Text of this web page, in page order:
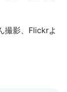
撮影、Flickrよ